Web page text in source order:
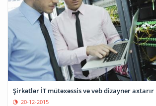
Şirkətlər İT mütəxəssis və veb dizayner axtarır
20-12-2015